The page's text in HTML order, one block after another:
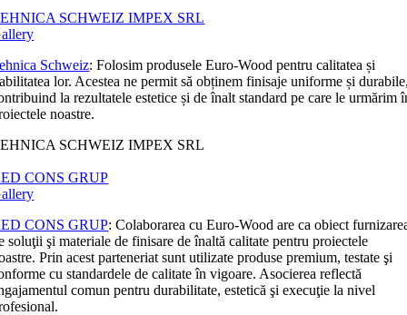
SCHWEIZ IMPEX SRL
Schweiz: Folosim produsele Euro-Wood pentru calitatea și
lor. Acestea ne permit să obținem finisaje uniforme și
la rezultatele estetice și de înalt standard pe care le urmărim
noastre.
SCHWEIZ IMPEX SRL
CONS GRUP
CONS GRUP: Colaborarea cu Euro-Wood are ca obiect
soluţii şi materiale de finisare de înaltă calitate pentru proiectele
Prin acest parteneriat sunt utilizate produse premium, testate şi
cu standardele de calitate în vigoare. Asocierea reflectă
comun pentru durabilitate, estetică şi execuţie la nivel